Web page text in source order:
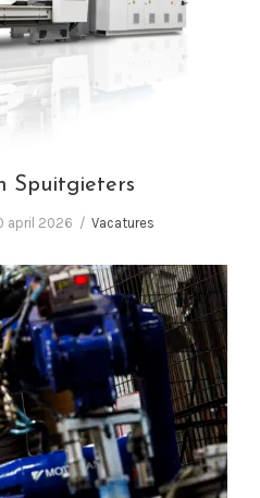
Spuitgieters
Spuitgieters
april 2026 Vacatures
van Baal, eigenaar
in plastics!